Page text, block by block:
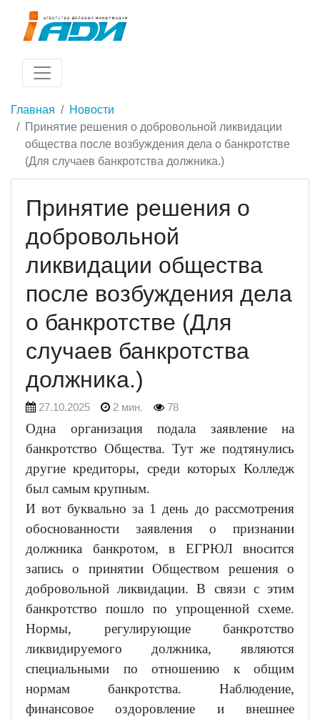
Главная
Новости
Принятие решения о добровольной ликвидации
общества после возбуждения дела о банкротстве
(Для случаев банкротства должника.)
Принятие решения о
добровольной
ликвидации общества
после возбуждения дела
о банкротстве (Для
случаев банкротства
должника.)
27.10.2025 2 мин. 78
Одна организация подала заявление на
банкротство Общества. Тут же подтянулись
другие кредиторы, среди которых Колледж
был самым крупным.
И вот буквально за 1 день до рассмотрения
обоснованности заявления о признании
должника банкротом, в ЕГРЮЛ вносится
запись о принятии Обществом решения о
добровольной ликвидации. В связи с этим
банкротство пошло по упрощенной схеме.
Нормы, регулирующие банкротство
ликвидируемого должника, являются
специальными по отношению к общим
нормам банкротства. Наблюдение,
финансовое оздоровление и внешнее